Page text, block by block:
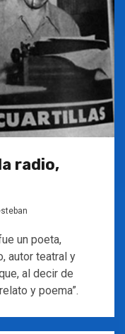
radio,
un poeta,
autor teatral y
al decir de
y poema”.